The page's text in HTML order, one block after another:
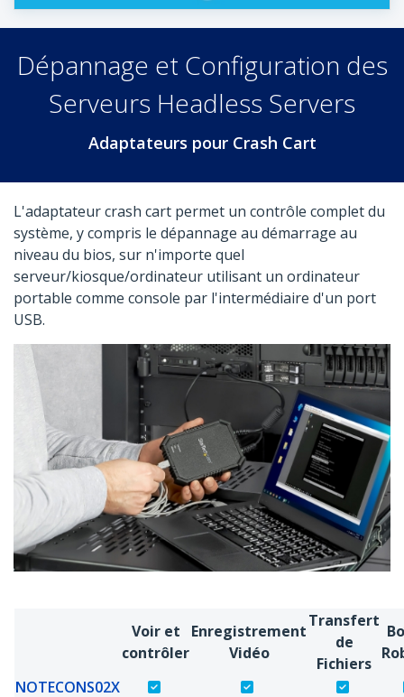
Dépannage et Configuration des
Serveurs Headless Servers
Adaptateurs pour Crash Cart
L'adaptateur crash cart permet un contrôle complet du
système, y compris le dépannage au démarrage au
niveau du bios, sur n'importe quel
serveur/kiosque/ordinateur utilisant un ordinateur
portable comme console par l'intermédiaire d'un port
USB.
Voir et
contrôler
Enregistrement
Vidéo
Transfert
de
Fichiers
NOTECONS02X